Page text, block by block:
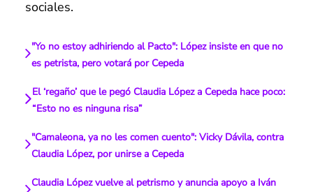
sociales.
"Yo no estoy adhiriendo al Pacto": López insiste en que no
es petrista, pero votará por Cepeda
El ‘regaño’ que le pegó Claudia López a Cepeda hace poco:
“Esto no es ninguna risa”
"Camaleona, ya no les comen cuento": Vicky Dávila, contra
Claudia López, por unirse a Cepeda
Claudia López vuelve al petrismo y anuncia apoyo a Iván